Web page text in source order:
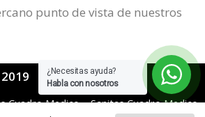
¿Necesitas ayuda?
Habla con nosotros
punto de vista de nuestros
Cuadro Medico»Sanitas Cuadro Medico